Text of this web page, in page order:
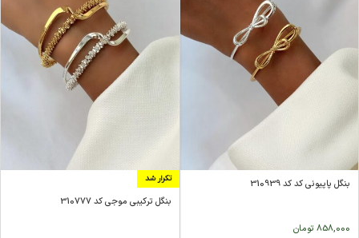
بنگل پاپیونی کد کد 310939
858,000 تومان
تکرار شد
بنگل ترکیبی موجی کد 310777